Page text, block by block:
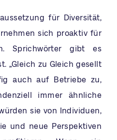
für Diversität,
sich proaktiv für
Sprichwörter gibt es
„Gleich zu Gleich gesellt
auch auf Betriebe zu,
immer ähnliche
sie von Individuen,
und neue Perspektiven